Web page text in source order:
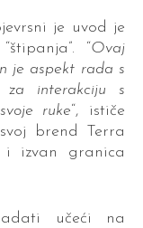
je uvod je
“Ovaj
je aspekt rada s
interakciju s
ruke“, ističe
brend Terra
i izvan granica
učeći na